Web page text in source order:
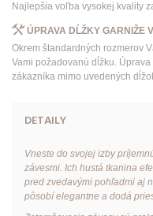
Najlepšia voľba vysokej kvality
ÚPRAVA DĹŽKY GARNIŽE
Okrem štandardných rozmerov
Vami požadovanú dĺžku.
zákazníka mimo uvedených
DETAILY
Vneste do svojej izby
závesmi. Ich hustá tkanina
pred zvedavými pohľadmi aj
pôsobí elegantne a dodá